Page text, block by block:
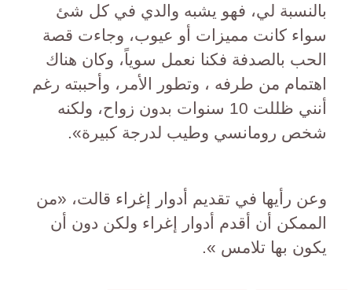
بالنسبة لي، فهو يشبه والدي في كل شئ
سواء كانت مميزات أو عيوب، وجاءت قصة
الحب بالصدفة فكنا نعمل سوياً، وكان هناك
اهتمام من طرفه ، وتطور الأمر، وأحببته رغم
أنني ظللت 10 سنوات بدون زواح، ولكنه
شخص رومانسي وطيب لدرجة كبيرة».
وعن رأيها في تقديم أدوار إغراء قالت، «من
الممكن أن أقدم أدوار إغراء ولكن دون أن
يكون بها تلامس ».